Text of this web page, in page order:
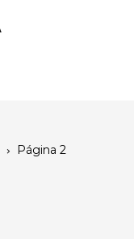
Página 2